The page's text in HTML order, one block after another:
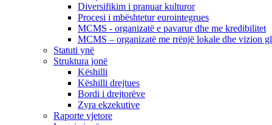
Diversifikim i pranuar kulturor
Procesi i mbështetur eurointegrues
MCMS - organizatë e pavarur dhe me kredibilitet
MCMS – organizatë me rrënjë lokale dhe vizion
Statuti ynë
Struktura jonë
Këshilli
Këshilli drejtues
Bordi i drejtorëve
Zyra ekzekutive
Raporte vjetore